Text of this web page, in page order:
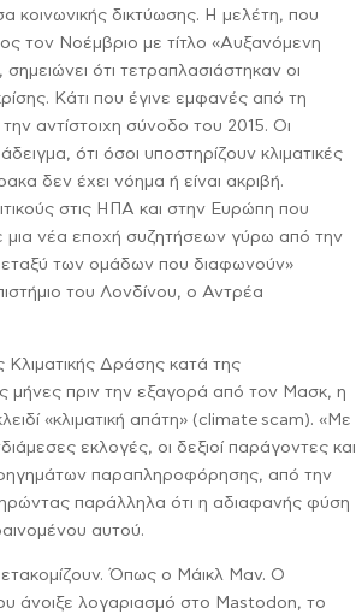
κοινωνικής δικτύωσης. Η μελέτη, που
τον Νοέμβριο με τίτλο «Αυξανόμενη
ότι τετραπλασιάστηκαν οι
Κάτι που έγινε εμφανές από τη
αντίστοιχη σύνοδο του 2015. Οι
ότι όσοι υποστηρίζουν κλιματικές
δεν έχει νόημα ή είναι ακριβή.
στις ΗΠΑ και στην Ευρώπη που
μια νέα εποχή συζητήσεων γύρω από την
των ομάδων που διαφωνούν»
του Λονδίνου, ο Αντρέα
Δράσης κατά της
μήνες πριν την εξαγορά από τον Μασκ, η
«κλιματική απάτη» (c limatescam). «Με
εκλογές, οι δεξιοί παράγοντες και
παραπληροφόρησης, από την
παράλληλα ότι η αδιαφανής φύση
αυτού.
Όπως ο Μάικλ Μαν. Ο
άνοιξε λογαριασμό στο Mastodon, το